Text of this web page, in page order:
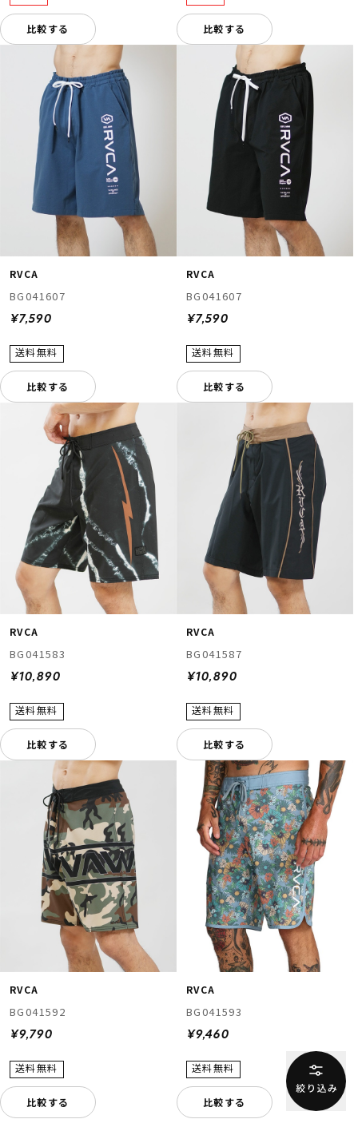
比較する 比較する
RVCA
BG041607
¥7,590
比較する
RVCA
BG041607
¥7,590
比較する
RVCA
BG041583
¥10,890
比較する
RVCA
BG041587
¥10,890
比較する
RVCA
BG041592
¥9,790
比較する
RVCA
BG041593
¥9,460
比較する